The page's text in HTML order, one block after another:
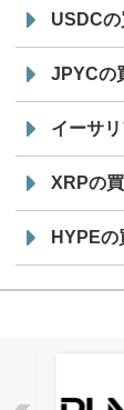
USDC
JPYCの
イーサ
XRPの
HYPEの